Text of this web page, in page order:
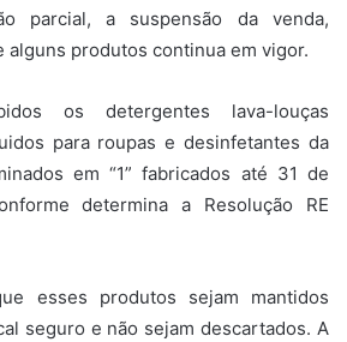
parcial, a suspensão da venda,
alguns produtos continua em vigor.
os detergentes lava-louças
para roupas e desinfetantes da
em “1” fabricados até 31 de
determina a Resolução RE
esses produtos sejam mantidos
seguro e não sejam descartados. A